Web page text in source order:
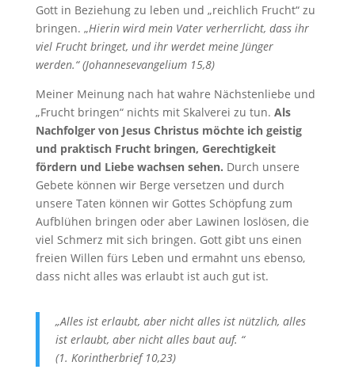
Gott in Beziehung zu leben und „reichlich Frucht“ zu
bringen. „Hierin wird mein Vater verherrlicht, dass ihr
viel Frucht bringet, und ihr werdet meine Jünger
werden.“ (Johannesevangelium 15,8)
Meiner Meinung nach hat wahre Nächstenliebe und
„Frucht bringen“ nichts mit Skalverei zu tun. Als
Nachfolger von Jesus Christus möchte ich geistig
und praktisch Frucht bringen, Gerechtigkeit
fördern und Liebe wachsen sehen. Durch unsere
Gebete können wir Berge versetzen und durch
unsere Taten können wir Gottes Schöpfung zum
Aufblühen bringen oder aber Lawinen loslösen, die
viel Schmerz mit sich bringen. Gott gibt uns einen
freien Willen fürs Leben und ermahnt uns ebenso,
dass nicht alles was erlaubt ist auch gut ist.
„Alles ist erlaubt, aber nicht alles ist nützlich, alles
ist erlaubt, aber nicht alles baut auf. “
(1. Korintherbrief 10,23)